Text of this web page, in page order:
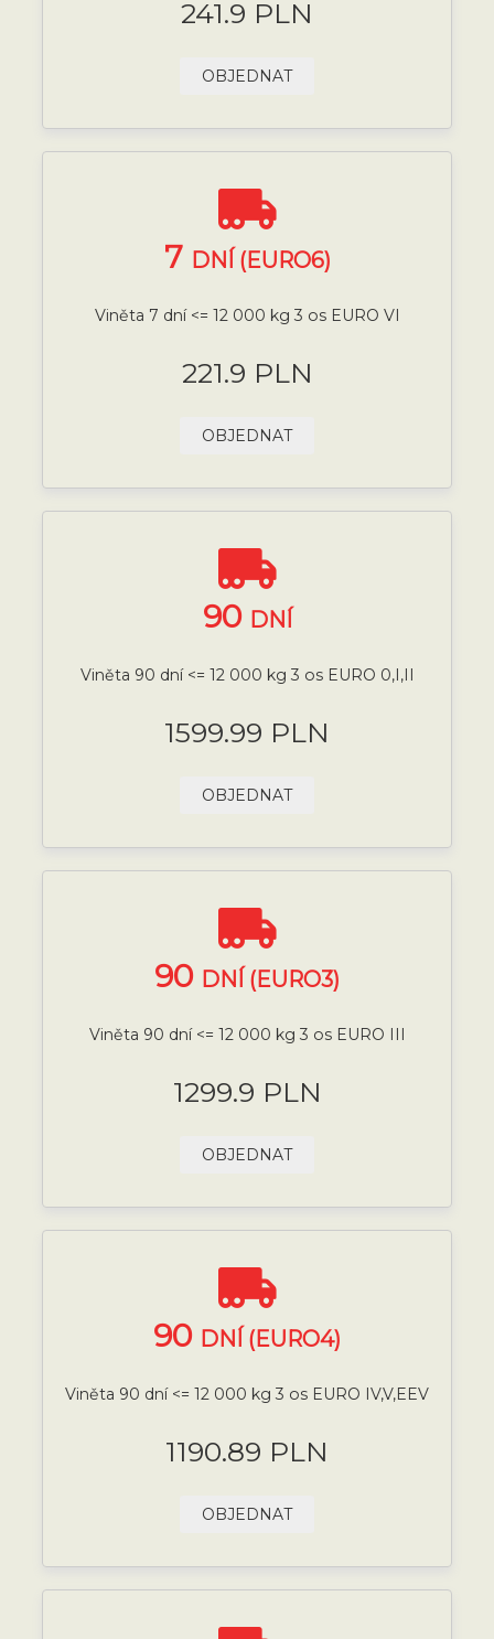
241.9 PLN
OBJEDNAT
7 DNÍ (EURO6)
Viněta 7 dní <= 12 000 kg 3 os EURO VI
221.9 PLN
OBJEDNAT
90 DNÍ
Viněta 90 dní <= 12 000 kg 3 os EURO 0,I,II
1599.99 PLN
OBJEDNAT
90 DNÍ (EURO3)
Viněta 90 dní <= 12 000 kg 3 os EURO III
1299.9 PLN
OBJEDNAT
90 DNÍ (EURO4)
Viněta 90 dní <= 12 000 kg 3 os EURO IV,V,EEV
1190.89 PLN
OBJEDNAT